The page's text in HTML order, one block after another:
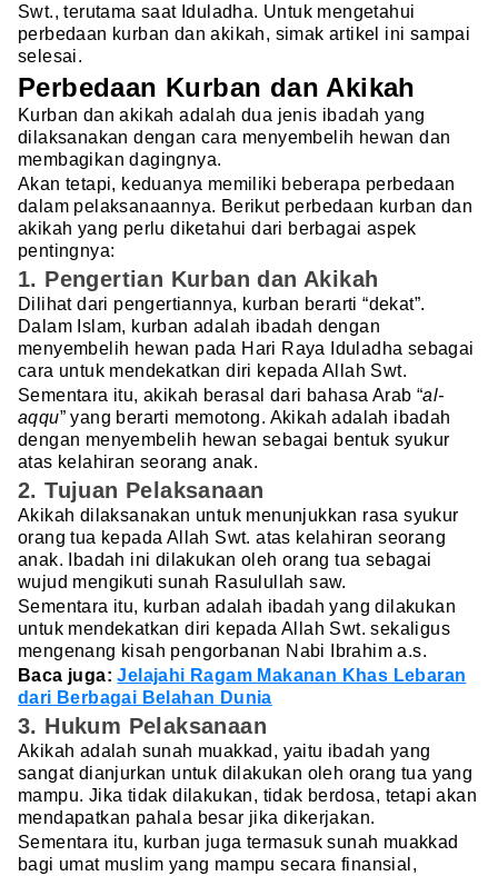
Swt., terutama saat Iduladha. Untuk mengetahui
perbedaan kurban dan akikah, simak artikel ini sampai
selesai.
Perbedaan Kurban dan Akikah
Kurban dan akikah adalah dua jenis ibadah yang
dilaksanakan dengan cara menyembelih hewan dan
membagikan dagingnya.
Akan tetapi, keduanya memiliki beberapa perbedaan
dalam pelaksanaannya. Berikut perbedaan kurban dan
akikah yang perlu diketahui dari berbagai aspek
pentingnya:
1. Pengertian Kurban dan Akikah
Dilihat dari pengertiannya, kurban berarti “dekat”.
Dalam Islam, kurban adalah ibadah dengan
menyembelih hewan pada Hari Raya Iduladha sebagai
cara untuk mendekatkan diri kepada Allah Swt.
Sementara itu, akikah berasal dari bahasa Arab “al-
aqqu” yang berarti memotong. Akikah adalah ibadah
dengan menyembelih hewan sebagai bentuk syukur
atas kelahiran seorang anak.
2. Tujuan Pelaksanaan
Akikah dilaksanakan untuk menunjukkan rasa syukur
orang tua kepada Allah Swt. atas kelahiran seorang
anak. Ibadah ini dilakukan oleh orang tua sebagai
wujud mengikuti sunah Rasulullah saw.
Sementara itu, kurban adalah ibadah yang dilakukan
untuk mendekatkan diri kepada Allah Swt. sekaligus
mengenang kisah pengorbanan Nabi Ibrahim a.s.
Baca juga:Jelajahi Ragam Makanan Khas Lebaran
dari Berbagai Belahan Dunia
3. Hukum Pelaksanaan
Akikah adalah sunah muakkad, yaitu ibadah yang
sangat dianjurkan untuk dilakukan oleh orang tua yang
mampu. Jika tidak dilakukan, tidak berdosa, tetapi akan
mendapatkan pahala besar jika dikerjakan.
Sementara itu, kurban juga termasuk sunah muakkad
bagi umat muslim yang mampu secara finansial,